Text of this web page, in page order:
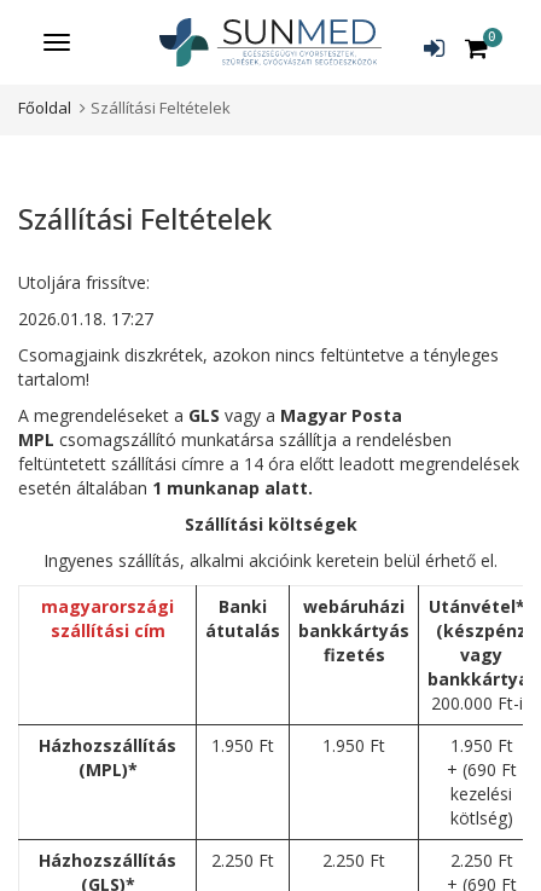
Menü 0
Főoldal Szállítási Feltételek
Szállítási Feltételek
Utoljára frissítve:
2026.01.18. 17:27
Csomagjaink diszkrétek, azokon nincs feltüntetve a tényleges
tartalom!
A megrendeléseket a GLS vagy a Magyar Posta
MPL csomagszállító munkatársa szállítja a rendelésben
feltüntetett szállítási címre a 14 óra előtt leadott megrendelések
esetén általában 1 munkanap alatt.
Szállítási költségek
Ingyenes szállítás, alkalmi akcióink keretein belül érhető el.
magyarországi
szállítási cím
Banki
átutalás
webáruházi
bankkártyás
fizetés
Utánvétel**
(készpénz
vagy
bankkártya)
200.000 Ft-ig
Házhozszállítás
(MPL)*
1.950 Ft 1.950 Ft
1.950 Ft
+ (690 Ft
kezelési
kötlség)
Házhozszállítás
(GLS)*
2.250 Ft 2.250 Ft
2.250 Ft
+ (690 Ft